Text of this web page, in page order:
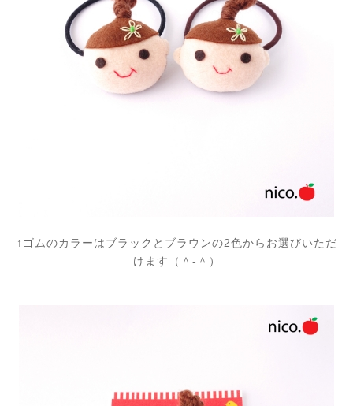
↑ゴムのカラーはブラックとブラウンの2色からお選びいただ
けます（＾-＾）